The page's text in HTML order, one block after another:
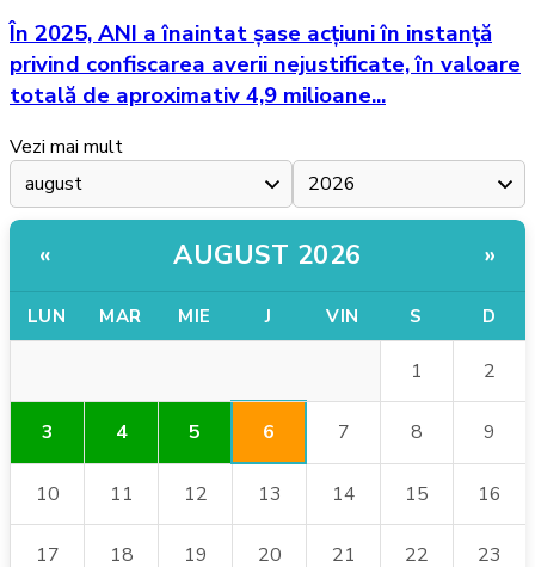
În 2025, ANI a înaintat șase acțiuni în instanță
privind confiscarea averii nejustificate, în valoare
totală de aproximativ 4,9 milioane...
Vezi mai mult
« AUGUST 2026 »
LUN MAR MIE J VIN S D
1 2
3 4 5 6 7 8 9
10 11 12 13 14 15 16
17 18 19 20 21 22 23